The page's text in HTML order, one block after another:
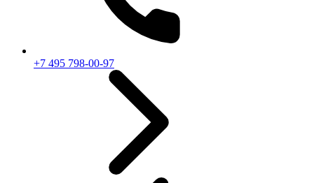
+7 495 798-00-97